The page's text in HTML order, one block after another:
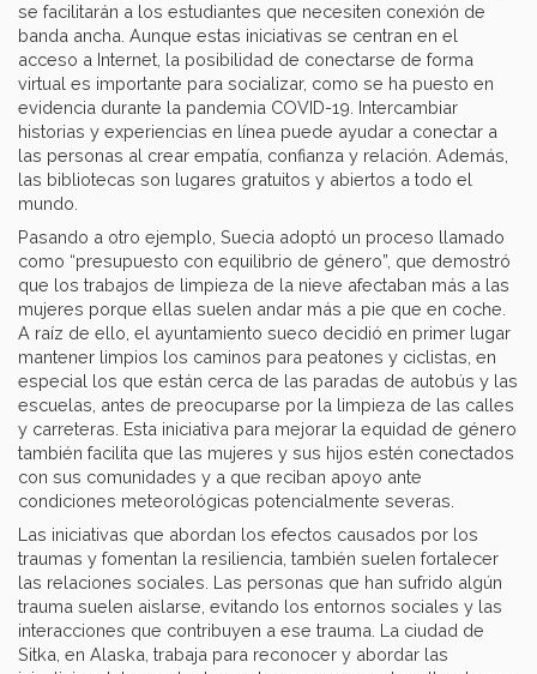
se facilitarán a los estudiantes que necesiten conexión de
banda ancha. Aunque estas iniciativas se centran en el
acceso a Internet, la posibilidad de conectarse de forma
virtual es importante para socializar, como se ha puesto en
evidencia durante la pandemia COVID-19. Intercambiar
historias y experiencias en línea puede ayudar a conectar a
las personas al crear empatía, confianza y relación. Además,
las bibliotecas son lugares gratuitos y abiertos a todo el
mundo.
Pasando a otro ejemplo, Suecia adoptó un proceso llamado
como “presupuesto con equilibrio de género”, que demostró
que los trabajos de limpieza de la nieve afectaban más a las
mujeres porque ellas suelen andar más a pie que en coche.
A raíz de ello, el ayuntamiento sueco decidió en primer lugar
mantener limpios los caminos para peatones y ciclistas, en
especial los que están cerca de las paradas de autobús y las
escuelas, antes de preocuparse por la limpieza de las calles
y carreteras. Esta iniciativa para mejorar la equidad de género
también facilita que las mujeres y sus hijos estén conectados
con sus comunidades y a que reciban apoyo ante
condiciones meteorológicas potencialmente severas.
Las iniciativas que abordan los efectos causados por los
traumas y fomentan la resiliencia, también suelen fortalecer
las relaciones sociales. Las personas que han sufrido algún
trauma suelen aislarse, evitando los entornos sociales y las
interacciones que contribuyen a ese trauma. La ciudad de
Sitka, en Alaska, trabaja para reconocer y abordar las